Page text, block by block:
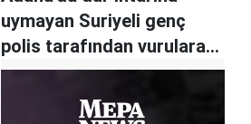
uymayan Suriyeli genç
polis tarafından vurularak
öldürüldü